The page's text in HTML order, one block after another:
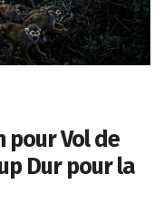
pour Vol de
Dur pour la